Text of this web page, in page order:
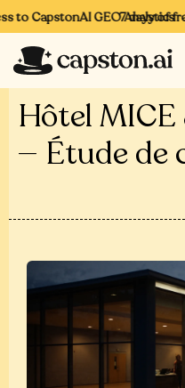
CapstonAI GEO Analytics
7 days of free
Hôtel
— Étude de